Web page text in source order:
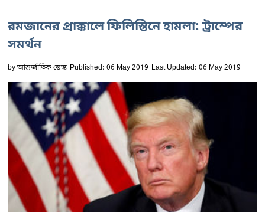
রমজানের প্রাক্কালে ফিলিস্তিনে হামলা: ট্রাম্পের
সমর্থন
byআন্তর্জাতিক ডেস্ক Published: 06 May 2019 Last Updated: 06 May 2019